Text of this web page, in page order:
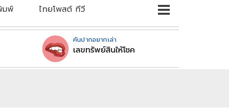
มพ์ ไทยโพสต์ ทีวี
คันปากอยากเล่า
เลขทรัพย์สินให้โชค